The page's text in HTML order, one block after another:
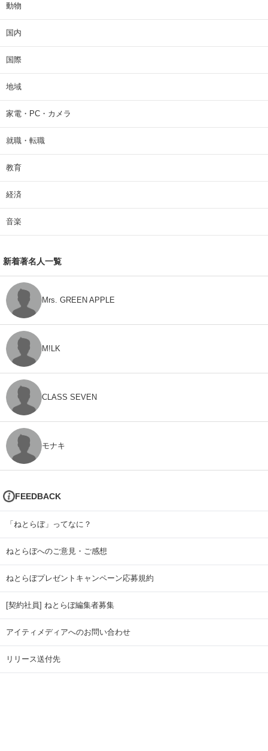
動物
国内
国際
地域
家電・PC・カメラ
就職・転職
教育
経済
音楽
新着著名人一覧
Mrs. GREEN APPLE
M!LK
CLASS SEVEN
モナキ
FEEDBACK
「ねとらぼ」ってなに？
ねとらぼへのご意見・ご感想
ねとらぼプレゼントキャンペーン応募規約
[契約社員] ねとらぼ編集者募集
アイティメディアへのお問い合わせ
リリース送付先